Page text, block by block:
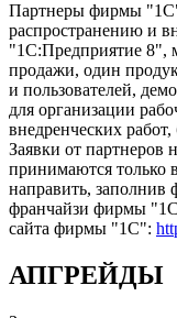
Партнеры фирмы
распространению и
"1С:Предприятие 8",
продажи, один
и пользователей,
для организации
внедренческих
Заявки от партнеров
принимаются только
направить, заполнив
франчайзи фирмы
сайта фирмы "1С":
АПГРЕЙДЫ